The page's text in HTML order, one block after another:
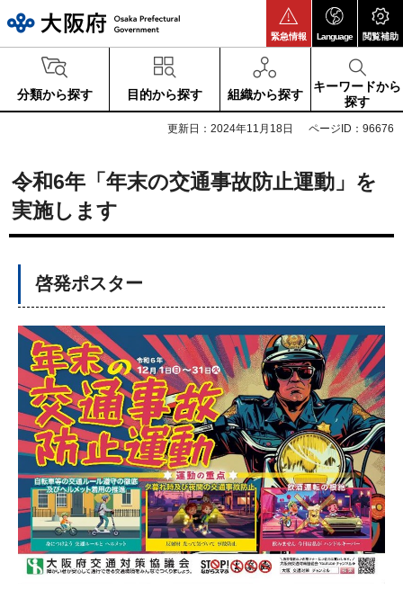
緊急情報 Language 閲覧補助
分類から探す 目的から探す 組織から探す
キーワードから
探す
更新日：2024年11月18日 ページID：96676
令和6年「年末の交通事故防止運動」を
実施します
啓発ポスター